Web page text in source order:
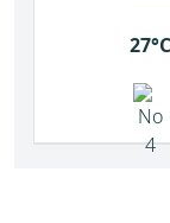
27°C